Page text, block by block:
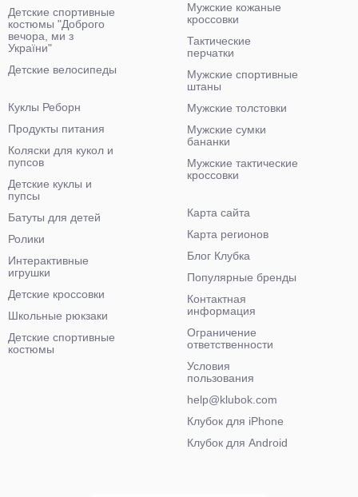
Детские спортивные
костюмы "Доброго
вечора, ми з
України"
Детские велосипеды
Мужские кожаные
кроссовки
Тактические
перчатки
Мужские спортивные
штаны
Мужские толстовки
Мужские сумки
бананки
Мужские тактические
кроссовки
Куклы Реборн
Продукты питания
Коляски для кукол и
пупсов
Детские куклы и
пупсы
Батуты для детей
Ролики
Интерактивные
игрушки
Детские кроссовки
Школьные рюкзаки
Детские спортивные
костюмы
Карта сайта
Карта регионов
Блог Клубка
Популярные бренды
Контактная
информация
Ограничение
ответственности
Условия
пользования
help@klubok.com
Клубок для iPhone
Клубок для Android